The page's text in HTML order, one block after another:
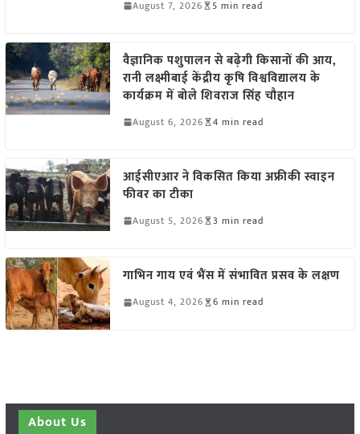
August 7, 2026 5 min read
वैज्ञानिक पशुपालन से बढ़ेगी किसानों की आय,
रानी लक्ष्मीबाई केंद्रीय कृषि विश्वविद्यालय के
कार्यक्रम में बोले शिवराज सिंह चौहान
August 6, 2026 4 min read
आईसीएआर ने विकसित किया अफ्रीकी स्वाइन
फीवर का टीका
August 5, 2026 3 min read
गाभिन गाय एवं भैंस में संभावित प्रसव के लक्षण
August 4, 2026 6 min read
About Us